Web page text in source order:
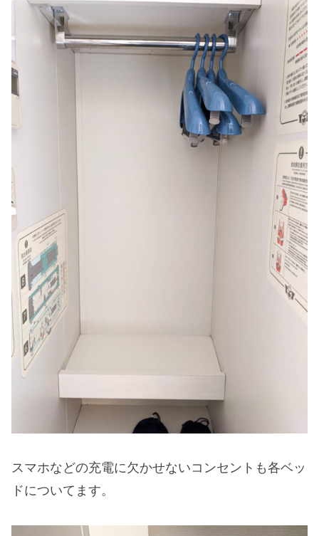
スマホなどの充電に欠かせないコンセントも各ベッ
ドについてます。